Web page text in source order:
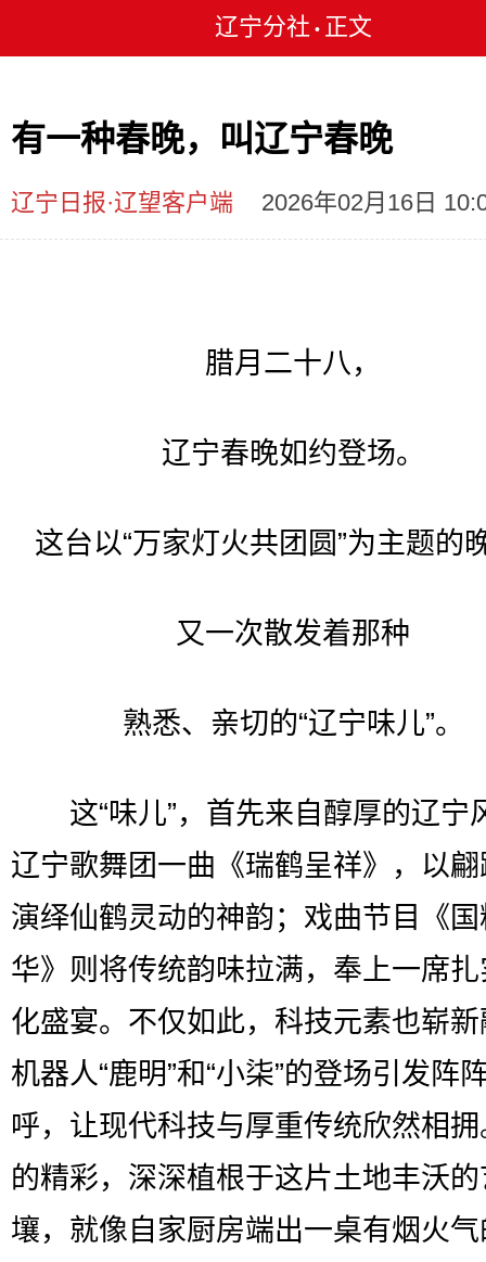
辽宁分社 • 正文
有一种春晚，叫辽宁春晚
辽宁日报·辽望客户端 2026年02月16日
腊月二十八，
辽宁春晚如约登场。
这台以“万家灯火共团圆”为主题的
又一次散发着那种
熟悉、亲切的“辽宁味儿”。
这“味儿”，首先来自醇厚的辽宁
辽宁歌舞团一曲《瑞鹤呈祥》，以
演绎仙鹤灵动的神韵；戏曲节目《
华》则将传统韵味拉满，奉上一席
化盛宴。不仅如此，科技元素也崭
机器人“鹿明”和“小柒”的登场引发阵
呼，让现代科技与厚重传统欣然相
的精彩，深深植根于这片土地丰沃
壤，就像自家厨房端出一桌有烟火气